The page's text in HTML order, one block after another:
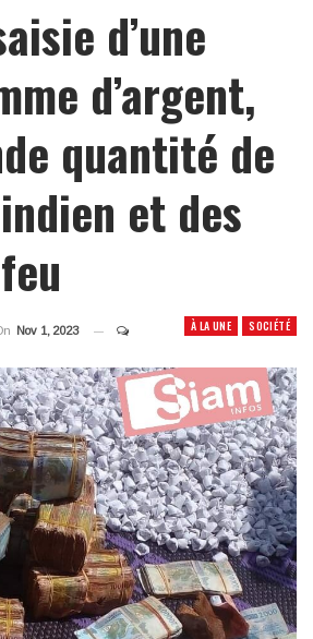
d’une
d’argent,
quantité de
et des
À LA UNE SOCIÉTÉ
Nov 1, 2023